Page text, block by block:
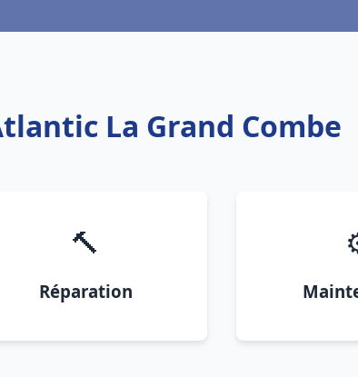
La Grand Combe
🔨
Réparation